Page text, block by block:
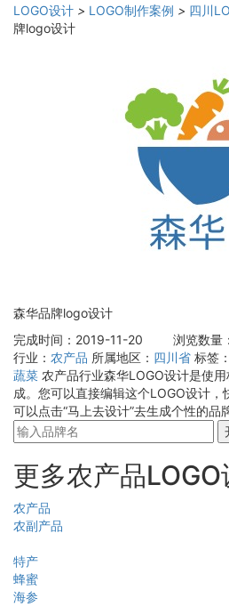
LOGO设计 > LOGO制作案例 > 四川
牌logo设计
森华品牌logo设计
完成时间：2019-11-20
浏览数量
行业： 农产品 所属地区： 四川省 标签：
蔬菜 农产品行业森华LOGO设计是使
成。您可以直接编辑这个LOGO设计
可以点击“马上去设计”去生成个性的品
更多农产品LOGO
农产品
农副产品
特产
蜂蜜
海参